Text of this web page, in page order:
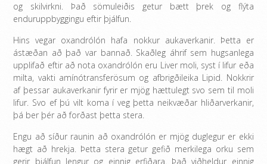
og skilvirkni. Það sömuleiðis getur bætt þrek og flýta
enduruppbyggingu eftir þjálfun.
Hins vegar oxandrólón hafa nokkur aukaverkanir. Þetta er
ástæðan að það var bannað. Skaðleg áhrif sem hugsanlega
upplifað eftir að nota oxandrólón eru Liver moli, syst í lifur eða
milta, vakti amínótransferösum og afbrigðileika Lipid. Nokkrir
af þessar aukaverkanir fyrir er mjög hættulegt svo sem til moli
lifur. Svo ef þú vilt koma í veg þetta neikvæðar hliðarverkanir,
þá ber þér að forðast þetta stera.
Engu að síður raunin að oxandrólón er mjög duglegur er ekki
hægt að hrekja. Þetta stera getur gefið merkilega orku sem
gerir þjálfun lengur og einnig erfiðara. Það viðheldur einnig